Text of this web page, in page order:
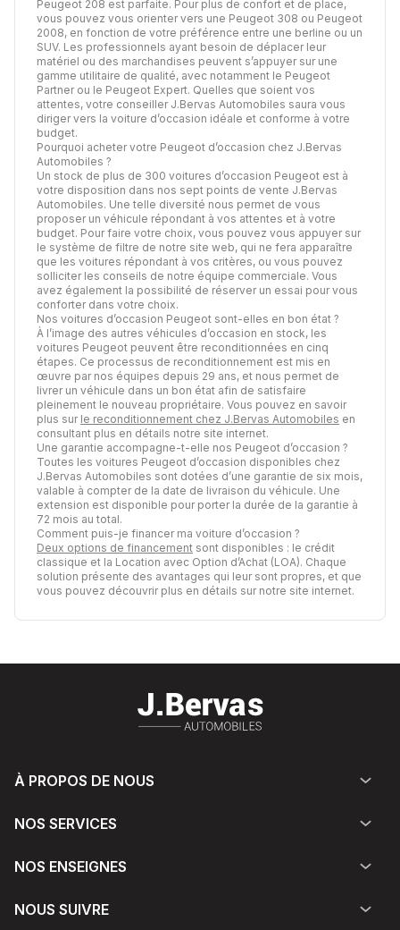
Peugeot 208 est parfaite. Pour plus de confort et de place,
vous pouvez vous orienter vers une Peugeot 308 ou Peugeot
2008, en fonction de votre préférence entre une berline ou un
SUV. Les professionnels ayant besoin de déplacer leur
matériel ou des marchandises peuvent s’appuyer sur une
gamme utilitaire de qualité, avec notamment le Peugeot
Partner ou le Peugeot Expert. Quelles que soient vos
attentes, votre conseiller J.Bervas Automobiles saura vous
diriger vers la voiture d’occasion idéale et conforme à votre
budget.
Pourquoi acheter votre Peugeot d’occasion chez J.Bervas
Automobiles ?
Un stock de plus de 300 voitures d’occasion Peugeot est à
votre disposition dans nos sept points de vente J.Bervas
Automobiles. Une telle diversité nous permet de vous
proposer un véhicule répondant à vos attentes et à votre
budget. Pour faire votre choix, vous pouvez vous appuyer sur
le système de filtre de notre site web, qui ne fera apparaître
que les voitures répondant à vos critères, ou vous pouvez
solliciter les conseils de notre équipe commerciale. Vous
avez également la possibilité de réserver un essai pour vous
conforter dans votre choix.
Nos voitures d’occasion Peugeot sont-elles en bon état ?
À l’image des autres véhicules d’occasion en stock, les
voitures Peugeot peuvent être reconditionnées en cinq
étapes. Ce processus de reconditionnement est mis en
œuvre par nos équipes depuis 29 ans, et nous permet de
livrer un véhicule dans un bon état afin de satisfaire
pleinement le nouveau propriétaire. Vous pouvez en savoir
plus sur le reconditionnement chez J.Bervas Automobiles en
consultant plus en détails notre site internet.
Une garantie accompagne-t-elle nos Peugeot d’occasion ?
Toutes les voitures Peugeot d’occasion disponibles chez
J.Bervas Automobiles sont dotées d’une garantie de six mois,
valable à compter de la date de livraison du véhicule. Une
extension est disponible pour porter la durée de la garantie à
72 mois au total.
Comment puis-je financer ma voiture d’occasion ?
Deux options de financement sont disponibles : le crédit
classique et la Location avec Option d’Achat (LOA). Chaque
solution présente des avantages qui leur sont propres, et que
vous pouvez découvrir plus en détails sur notre site internet.
À PROPOS DE NOUS
NOS SERVICES
NOS ENSEIGNES
NOUS SUIVRE